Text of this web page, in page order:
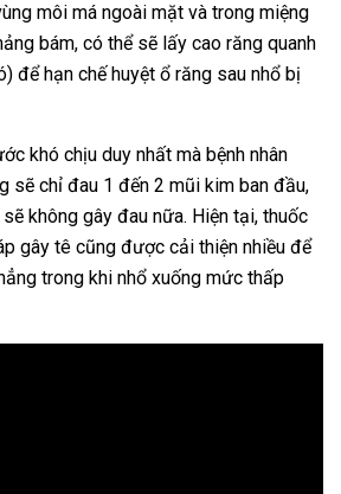
môi má ngoài mặt và trong miệng
bám, có thể sẽ lấy cao răng quanh
để hạn chế huyệt ổ răng sau nhổ bị
khó chịu duy nhất mà bệnh nhân
sẽ chỉ đau 1 đến 2 mũi kim ban đầu,
không gây đau nữa. Hiện tại, thuốc
gây tê cũng được cải thiện nhiều để
trong khi nhổ xuống mức thấp